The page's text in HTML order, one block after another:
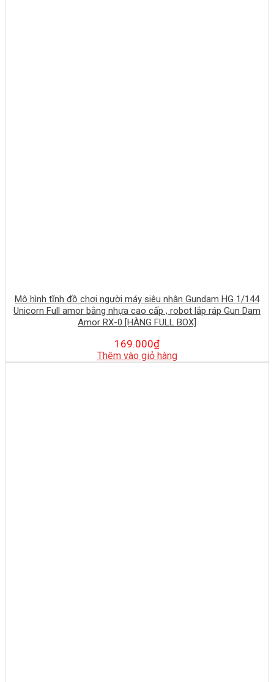
Mô hình tĩnh đồ chơi người máy siêu nhân Gundam HG 1/144
Unicorn Full amor bằng nhựa cao cấp , robot lắp ráp Gun Dam
Amor RX-0 [HÀNG FULL BOX]
169.000₫
Thêm vào giỏ hàng